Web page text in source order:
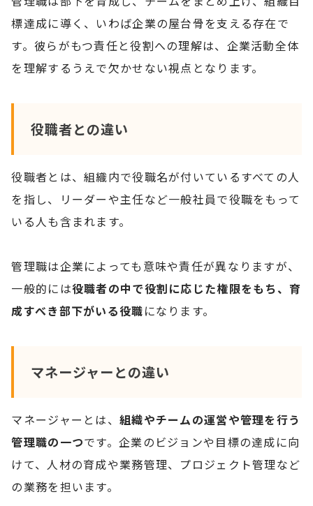
標達成に導く、いわば企業の屋台骨を支える存在で
す。彼らがもつ責任と役割への理解は、企業活動全体
を理解するうえで欠かせない視点となります。
役職者との違い
役職者とは、組織内で役職名が付いているすべての人
を指し、リーダーや主任など一般社員で役職をもって
いる人も含まれます。
管理職は企業によっても意味や責任が異なりますが、
一般的には役職者の中で役割に応じた権限をもち、育
成すべき部下がいる役職になります。
マネージャーとの違い
マネージャーとは、 組織やチームの運営や管理を行う
管理職の一つです。企業のビジョンや目標の達成に向
けて、人材の育成や業務管理、プロジェクト管理など
の業務を担います。